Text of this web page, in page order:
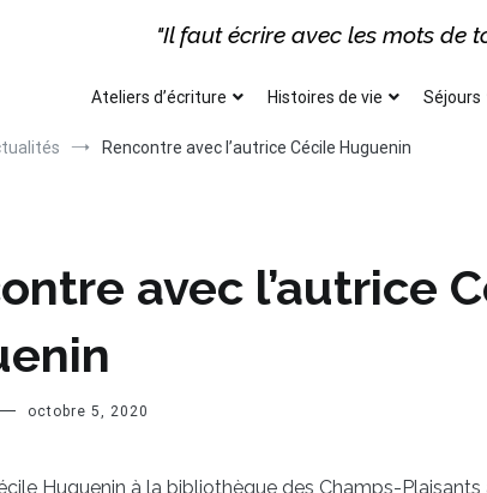
"Il faut écrire avec les mots de
Ateliers d’écriture Histoires de vie Séjours
Rencontre avec l’autrice Cécile Huguenin
avec l’autrice
octobre 5, 2020
Huguenin à la bibliothèque des Champs-